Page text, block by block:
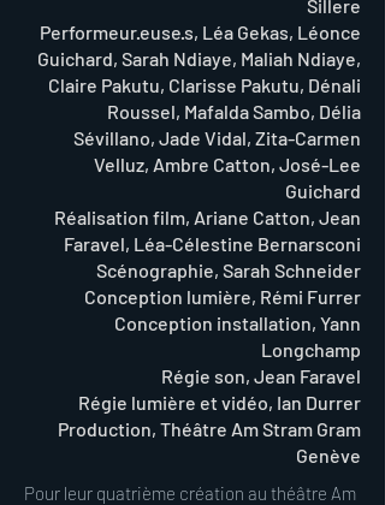
Sillere
Performeur·euse·s, Léa Gekas, Léonce
Guichard, Sarah Ndiaye, Maliah Ndiaye,
Claire Pakutu, Clarisse Pakutu, Dénali
Roussel, Mafalda Sambo, Délia
Sévillano, Jade Vidal, Zita-Carmen
Velluz, Ambre Catton, José-Lee
Guichard
Réalisation film, Ariane Catton, Jean
Faravel, Léa-Célestine Bernarsconi
Scénographie, Sarah Schneider
Conception lumière, Rémi Furrer
Conception installation, Yann
Longchamp
Régie son, Jean Faravel
Régie lumière et vidéo, Ian Durrer
Production, Théâtre Am Stram Gram
Genève
Pour leur quatrième création au théâtre Am